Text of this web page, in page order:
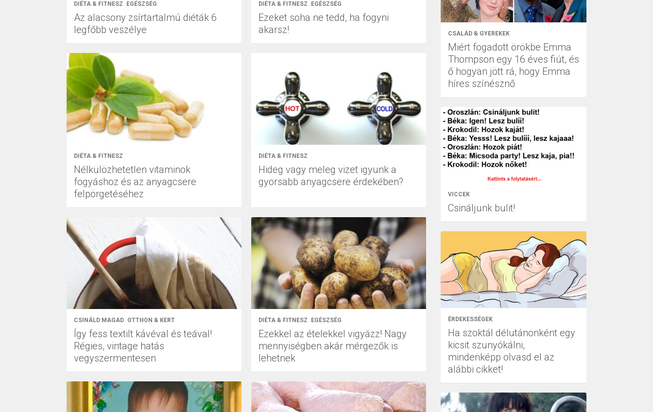
DIÉTA & FITNESZ EGÉSZSÉG
Az alacsony zsírtartalmú diéták 6
legfőbb veszélye
DIÉTA & FITNESZ EGÉSZSÉG
Ezeket soha ne tedd, ha fogyni
akarsz!
DIÉTA & FITNESZ
Nélkülözhetetlen vitaminok
fogyáshoz és az anyagcsere
felpörgetéséhez
DIÉTA & FITNESZ
Hideg vagy meleg vizet igyunk a
gyorsabb anyagcsere érdekében?
CSINÁLD MAGAD OTTHON & KERT
Így fess textilt kávéval és teával!
Régies, vintage hatás
vegyszermentesen
DIÉTA & FITNESZ EGÉSZSÉG
Ezekkel az ételekkel vigyázz! Nagy
mennyiségben akár mérgezők is
lehetnek
CSALÁD & GYEREKEK
Miért fogadott örökbe Emma
Thompson egy 16 éves fiút, és
ő hogyan jött rá, hogy Emma
híres színésznő
VICCEK
Csináljunk bulit!
ÉRDEKESSÉGEK
Ha szoktál délutánonként egy
kicsit szunyókálni,
mindenképp olvasd el az
alábbi cikket!